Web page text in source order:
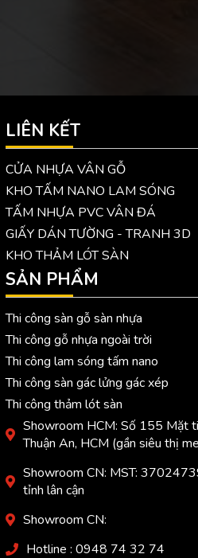
LIÊN KẾT
CỬA NHỰA VÂN GỖ
KHO TẤM NANO LAM SÓNG
TẤM NHỰA PVC VÂN ĐÁ
GIẤY DÁN TƯỜNG - TRANH 3D
KHO THẢM LÓT SÀN
SẢN PHẨM
Thi công sàn gỗ sàn nhựa
Thi công gỗ nhựa ngoài trời
Thi công lam sóng tấm nano
Thi công sàn gác lửng gác xép
Thi công thảm lót sàn
Showroom HCM: Số 155 Mặt
Thuận An, HCM (gần siêu thị
Showroom CN: MST:
tỉnh lân cận
Showroom CN:
Hotline : 0948 74 32 74